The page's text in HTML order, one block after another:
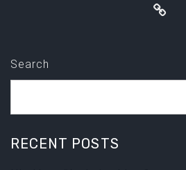
Search
RECENT POSTS